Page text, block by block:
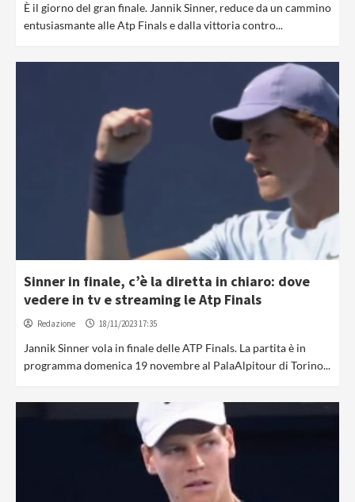
È il giorno del gran finale. Jannik Sinner, reduce da un cammino
entusiasmante alle Atp Finals e dalla vittoria contro...
Sinner in finale, c’è la diretta in chiaro: dove
vedere in tv e streaming le Atp Finals
Redazione 18/11/2023 17:35
Jannik Sinner vola in finale delle ATP Finals. La partita è in
programma domenica 19 novembre al PalaAlpitour di Torino...